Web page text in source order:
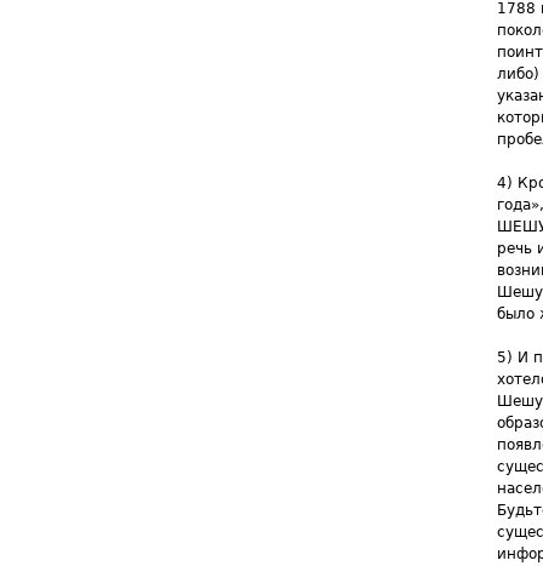
1788
либо)
4)
речь
было
5) И